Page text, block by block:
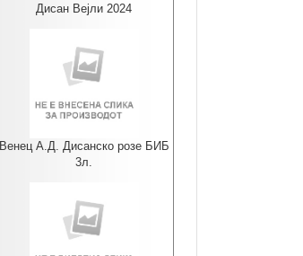
Дисан Вејли 2024
Венец А.Д. Дисанско розе БИБ
3л.